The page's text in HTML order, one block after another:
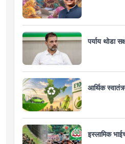
पर्याय थोडा
आर्थिक
इस्लामिक